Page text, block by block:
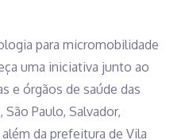
para micromobilidade
uma iniciativa junto ao
e órgãos de saúde das
Paulo, Salvador,
da prefeitura de Vila